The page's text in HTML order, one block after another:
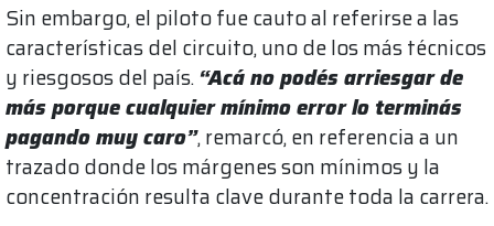
Sin embargo, el piloto fue cauto al referirse a las
características del circuito, uno de los más técnicos
y riesgosos del país.“Acá no podés arriesgar de
más porque cualquier mínimo error lo terminás
pagando muy caro”, remarcó, en referencia a un
trazado donde los márgenes son mínimos y la
concentración resulta clave durante toda la carrera.